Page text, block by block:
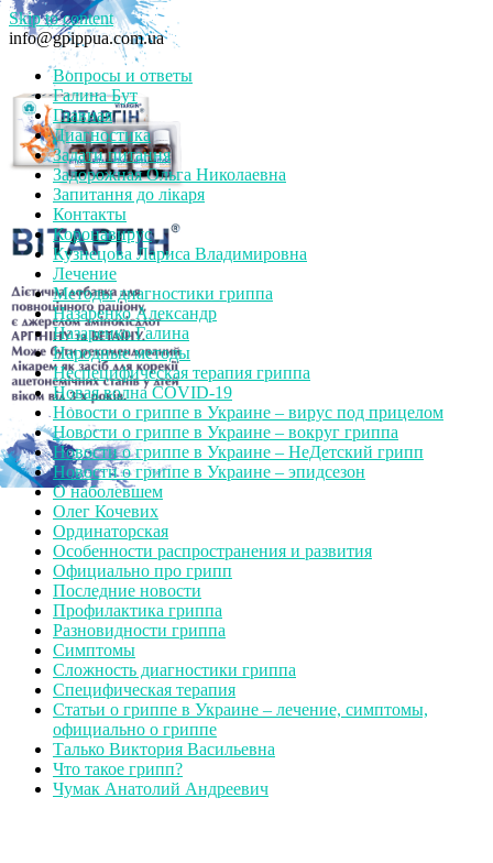
Skip to content
info@gpippua.com.ua
Вопросы и ответы
Галина Бут
Главная
Диагностика
Задати питання
Задорожная Ольга Николаевна
Запитання до лікаря
Контакты
Коронавирус
Кузнецова Лариса Владимировна
Лечение
Методы диагностики гриппа
Назаренко Александр
Назаренко Галина
Народные методы
Неспецифическая терапия гриппа
Новая волна COVID-19
Новости о гриппе в Украине – вирус под прицелом
Новости о гриппе в Украине – вокруг гриппа
Новости о гриппе в Украине – НеДетский грипп
Новости о гриппе в Украине – эпидсезон
О наболевшем
Олег Кочевих
Ординаторская
Особенности распространения и развития
Официально про грипп
Последние новости
Профилактика гриппа
Разновидности гриппа
Симптомы
Сложность диагностики гриппа
Специфическая терапия
Статьи о гриппе в Украине – лечение, симптомы,
официально о гриппе
Талько Виктория Васильевна
Что такое грипп?
Чумак Анатолий Андреевич